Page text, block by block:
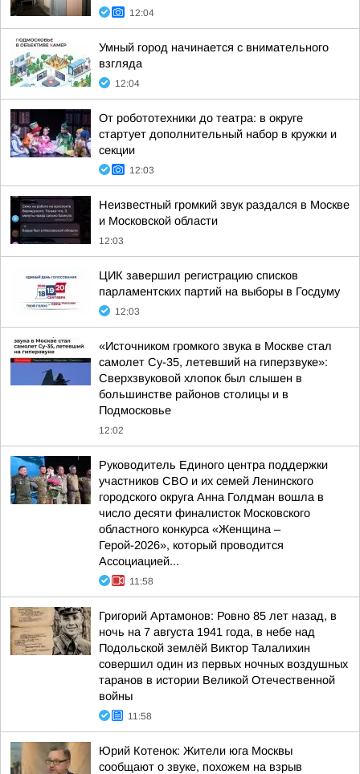
12:04
Умный город начинается с внимательного
взгляда
12:04
От робототехники до театра: в округе
стартует дополнительный набор в кружки и
секции
12:03
Неизвестный громкий звук раздался в Москве
и Московской области
12:03
ЦИК завершил регистрацию списков
парламентских партий на выборы в Госдуму
12:03
«Источником громкого звука в Москве стал
самолет Су-35, летевший на гиперзвуке»:
Сверхзвуковой хлопок был слышен в
большинстве районов столицы и в
Подмосковье
12:02
Руководитель Единого центра поддержки
участников СВО и их семей Ленинского
городского округа Анна Голдман вошла в
число десяти финалисток Московского
областного конкурса «Женщина –
Герой-2026», который проводится
Ассоциацией...
11:58
Григорий Артамонов: Ровно 85 лет назад, в
ночь на 7 августа 1941 года, в небе над
Подольской землёй Виктор Талалихин
совершил один из первых ночных воздушных
таранов в истории Великой Отечественной
войны
11:58
Юрий Котенок: Жители юга Москвы
сообщают о звуке, похожем на взрыв